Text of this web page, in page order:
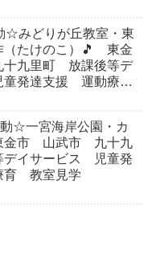
☆みどりが丘教室・東
（たけのこ）🎵 東金
九里町 放課後等デ
発達支援 運動療
☆一宮海岸公園・カ
金市 山武市 九十九
イサービス 児童発
育 教室見学